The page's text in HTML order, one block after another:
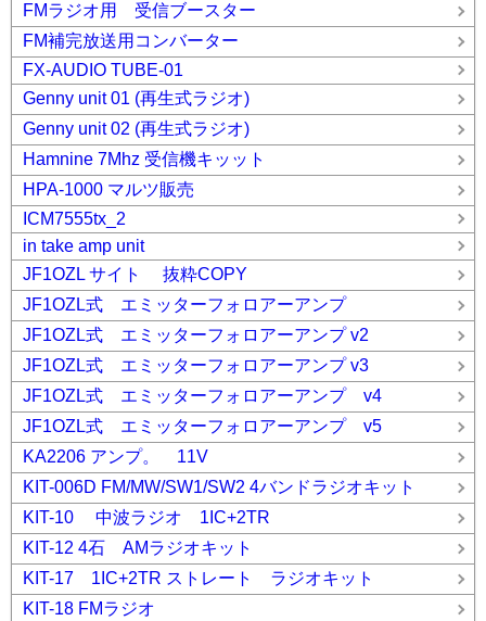
FMラジオ用 受信ブースター
FM補完放送用コンバーター
FX-AUDIO TUBE-01
Genny unit 01 (再生式ラジオ)
Genny unit 02 (再生式ラジオ)
Hamnine 7Mhz 受信機キッット
HPA-1000 マルツ販売
ICM7555tx_2
in take amp unit
JF1OZL サイト 抜粋COPY
JF1OZL式 エミッターフォロアーアンプ
JF1OZL式 エミッターフォロアーアンプ v2
JF1OZL式 エミッターフォロアーアンプ v3
JF1OZL式 エミッターフォロアーアンプ v4
JF1OZL式 エミッターフォロアーアンプ v5
KA2206 アンプ。 11V
KIT-006D FM/MW/SW1/SW2 4バンドラジオキット
KIT-10 中波ラジオ 1IC+2TR
KIT-12 4石 AMラジオキット
KIT-17 1IC+2TR ストレート ラジオキット
KIT-18 FMラジオ